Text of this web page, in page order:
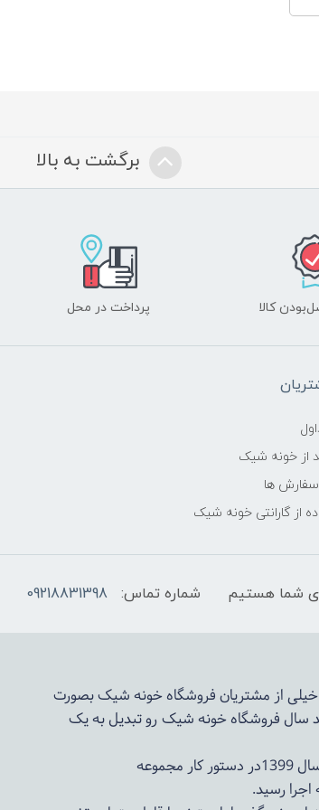
برگشت به بالا
کالا پرداخت در محل
از خونه شیک
سفارش ها
از گارانتی خونه شیک
شماره تماس: 09218831398
از مشتریان فروشگاه خونه شیک بصورت
سال فروشگاهخونه شیکرو تبدیل به یک